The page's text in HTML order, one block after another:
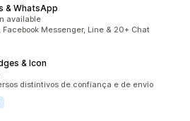
& WhatsApp
available
Messenger, Line & 20+ Chat
& Icon
distintivos de confiança e de envio